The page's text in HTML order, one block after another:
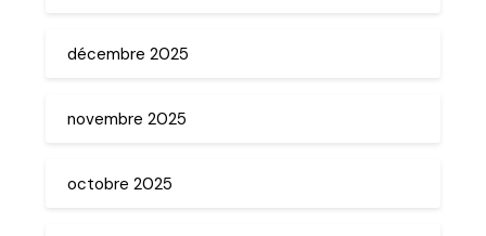
décembre 2025
novembre 2025
octobre 2025